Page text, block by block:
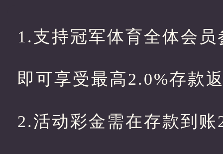
1.支持冠军体育全体会
即可享受最高2.0%存款
2.活动彩金需在存款到